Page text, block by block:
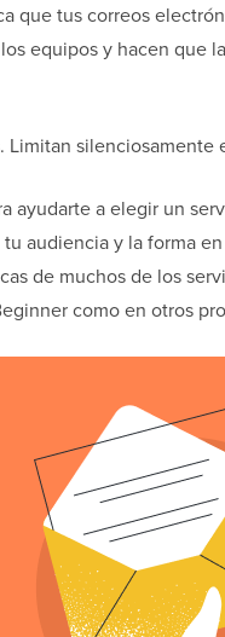
que tus correos
equipos y hacen que
Limitan silenciosamente
ayudarte a elegir un
audiencia y la forma
de muchos de los
como en otros